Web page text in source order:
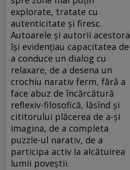
explorate, tratate cu
autenticitate și firesc.
Autoarele și autorii acestora
își evidențiau capacitatea de
a conduce un dialog cu
relaxare, de a desena un
crochiu narativ ferm, fără a
face abuz de încărcătură
reflexiv-filosofică, lăsînd și
cititorului plăcerea de a-și
imagina, de a completa
puzzle-ul narativ, de a
participa activ la alcătuirea
lumii poveștii.